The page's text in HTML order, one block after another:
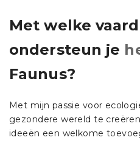
Met welke
ondersteun je
Faunus?
Met mijn passie voor
gezondere wereld te
ideeën een welkome